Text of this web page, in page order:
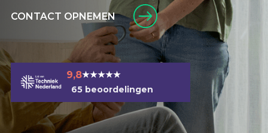
CONTACT OPNEMEN
9,8★★★★★
65 beoordelingen